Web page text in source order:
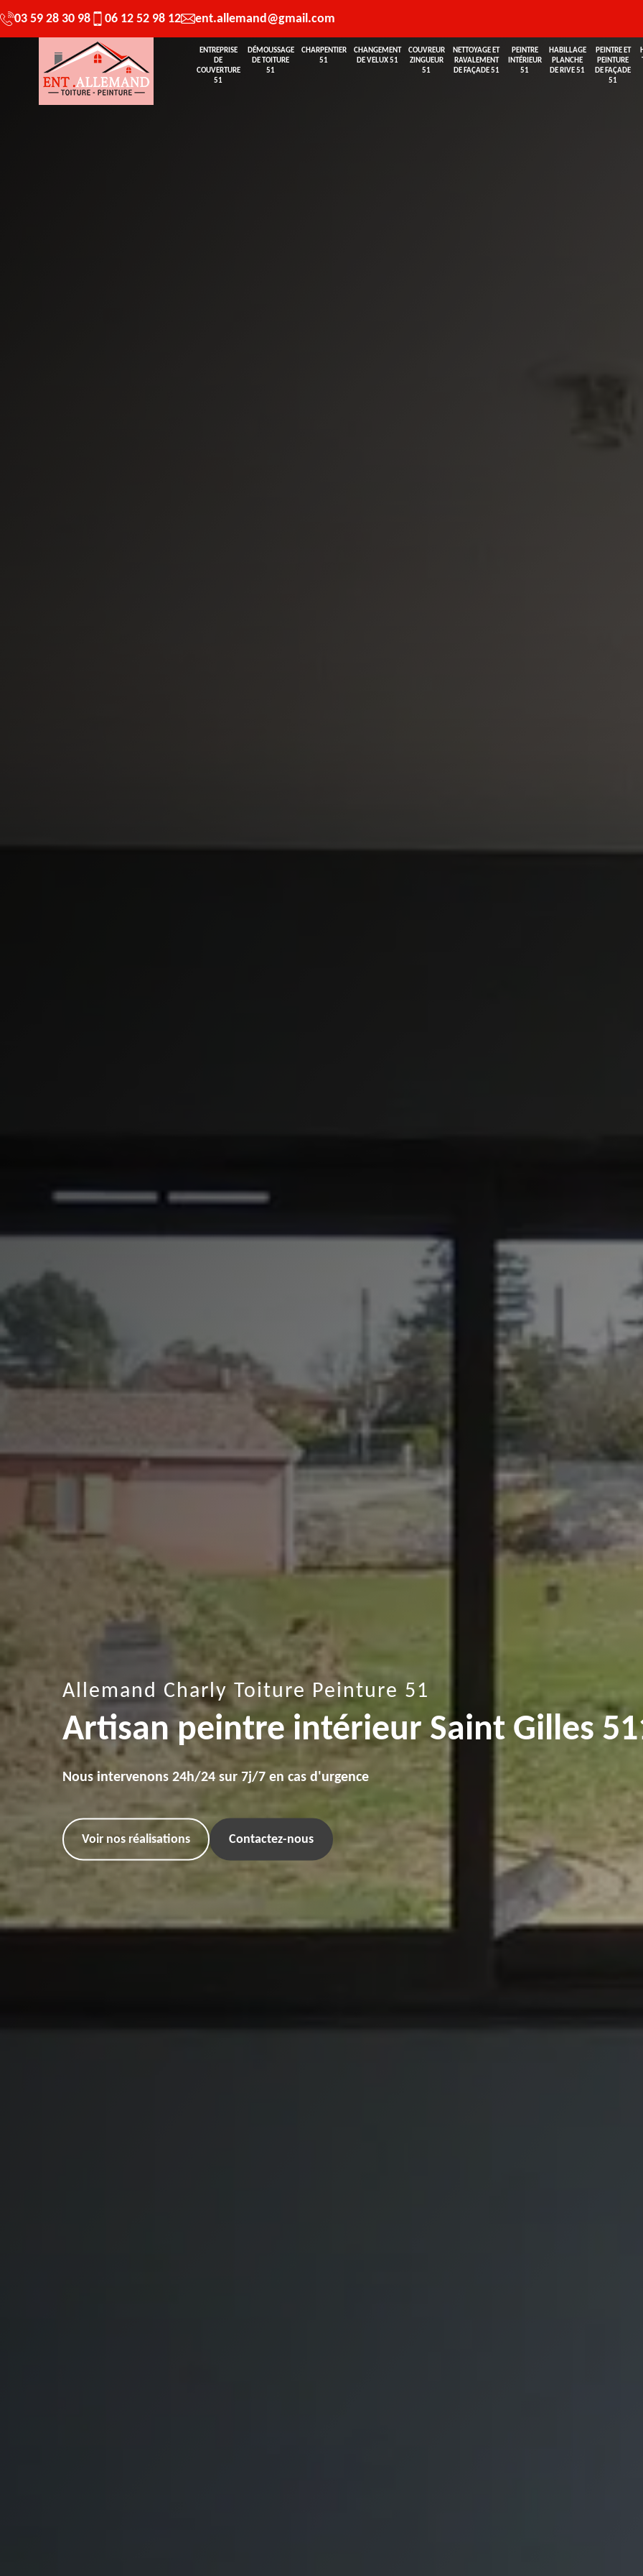
03 59 28 30 98 06 12 52 98 12 ent.allemand@gmail.com
ENTREPRISE
DE
COUVERTURE
51
DÉMOUSSAGE
DE TOITURE
51
CHARPENTIER
51
CHANGEMENT
DE VELUX 51
COUVREUR
ZINGUEUR
51
NETTOYAGE ET
RAVALEMENT
DE FAÇADE 51
PEINTRE
INTÉRIEUR
51
HABILLAGE
PLANCHE
DE RIVE 51
PEINTRE ET
PEINTURE
DE FAÇADE
51
Allemand Charly Toiture Peinture 51
Artisan peintre intérieur Saint Gilles
Nous intervenons 24h/24 sur 7j/7 en cas d'urgence
Voir nos réalisations Contactez-nous